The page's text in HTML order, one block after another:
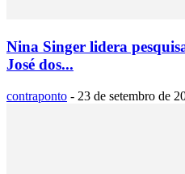
Nina Singer lidera
José dos...
contraponto - 23 de setembro de